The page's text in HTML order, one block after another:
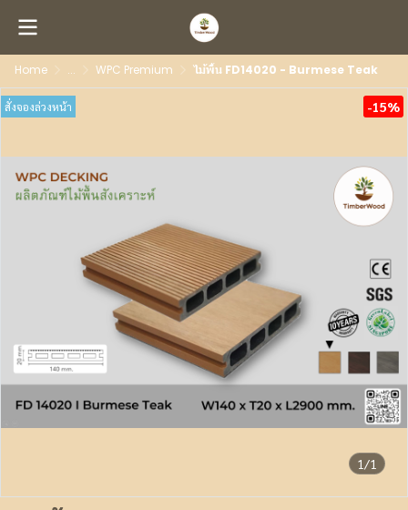
Home ... WPC Premium ไม้พื้น FD14020 - Burmese Teak
1/1
สั่งจองล่วงหน้า -15%